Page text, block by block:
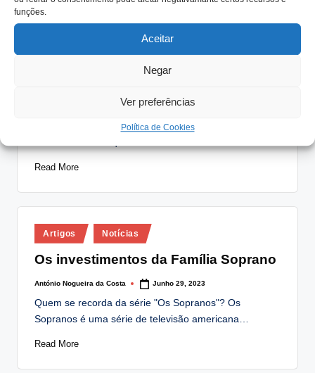
funções.
Aceitar
Negar
Ver preferências
Política de Cookies
O Princípio Anna Karenina e a Utopia
António Nogueira da Costa Agosto 23, 2023
O Princípio Anna Karenina e a Utopia da Felicidade
Read More
Posted
in
Artigos Notícias
Os investimentos da Família Soprano
Posted
António Nogueira da Costa Junho 29, 2023
Quem se recorda da série "Os Sopranos"? Os
Sopranos é uma série de televisão americana…
Read More